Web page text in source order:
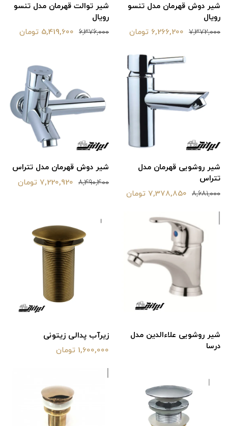
شیر دوش قهرمان مدل تنسو
رویال
7,372,000 6,266,200 تومان
شیر توالت قهرمان مدل تنسو
رویال
6,376,000 5,419,600 تومان
شیر روشویی قهرمان مدل
تتراس
8,681,000 7,378,850 تومان
شیر دوش قهرمان مدل تتراس
8,490,400 7,220,920 تومان
شیر روشویی علاءالدین مدل
درسا
زیرآب پدالی زیتونی
1,600,000 تومان